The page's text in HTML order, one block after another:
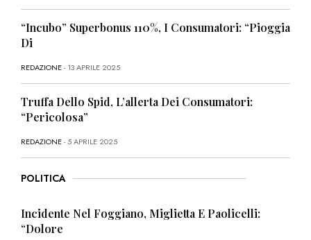
“Incubo” Superbonus 110%, I Consumatori: “Pioggia
Di
REDAZIONE- 13 APRILE 2025
Truffa Dello Spid, L’allerta Dei Consumatori:
“Pericolosa”
REDAZIONE- 5 APRILE 2025
POLITICA
Incidente Nel Foggiano, Miglietta E Paolicelli:
“Dolore